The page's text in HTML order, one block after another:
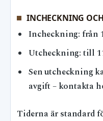
INCHECKNING
Incheckning: från
Utcheckning: till
Sen utcheckning
avgift – kontakta
Tiderna är standard